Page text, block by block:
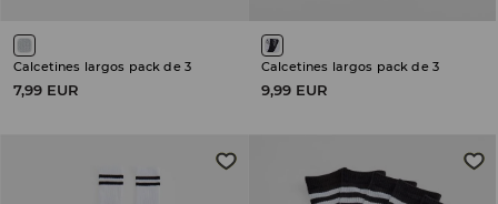
Calcetines largos pack de 3
7,99 EUR
Calcetines largos pack de 3
9,99 EUR